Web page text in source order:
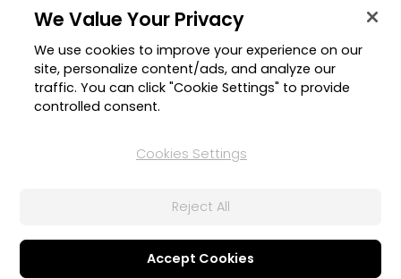
Centro Apprendimento
Comunità
Zona Utenti
Blog
Cambia regione
© 2026 CyberLink Corp. Tutti i diritti riservati.
We Value Your Privacy
We use cookies to improve your experience on our
site, personalize content/ads, and analyze our
traffic. You can click "Cookie Settings" to provide
controlled consent.
Cookies Settings
Reject All
Accept Cookies